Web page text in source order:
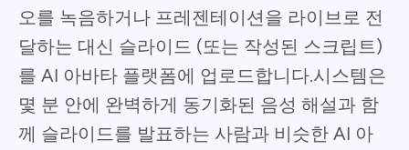
오를 녹음하거나 프레젠테이션을 라이브로 전
달하는 대신 슬라이드 (또는 작성된 스크립트)
를 AI 아바타 플랫폼에 업로드합니다.시스템은
몇 분 안에 완벽하게 동기화된 음성 해설과 함
께 슬라이드를 발표하는 사람과 비슷한 AI 아